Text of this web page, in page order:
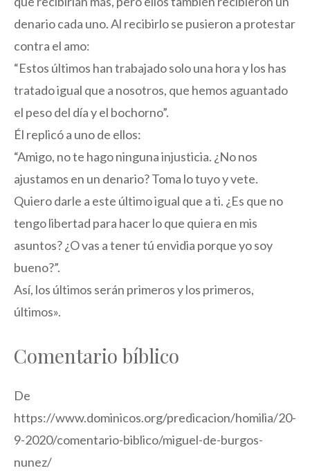
denario cada uno. Al recibirlo se pusieron a protestar
contra el amo:
“Estos últimos han trabajado solo una hora y los has
tratado igual que a nosotros, que hemos aguantado
el peso del día y el bochorno”.
Él replicó a uno de ellos:
“Amigo, no te hago ninguna injusticia. ¿No nos
ajustamos en un denario? Toma lo tuyo y vete.
Quiero darle a este último igual que a ti. ¿Es que no
tengo libertad para hacer lo que quiera en mis
asuntos? ¿O vas a tener tú envidia porque yo soy
bueno?”.
Así, los últimos serán primeros y los primeros,
últimos».
Comentario bíblico
De
https://www.dominicos.org/predicacion/homilia/20-
9-2020/comentario-biblico/miguel-de-burgos-
nunez/